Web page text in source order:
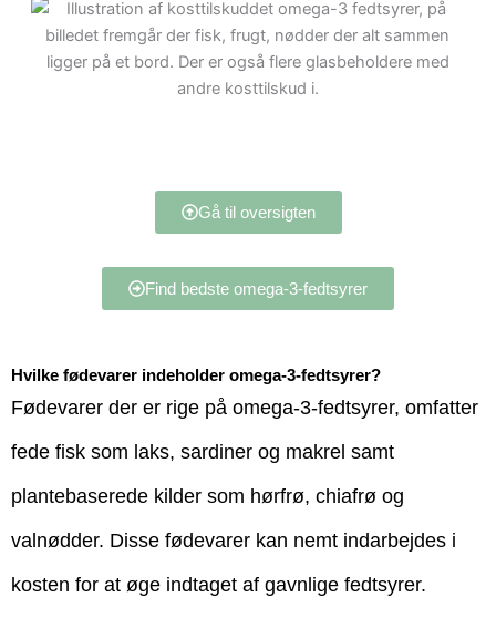
Gå til oversigten
Find bedste omega-3-fedtsyrer
Hvilke fødevarer indeholder omega-3-fedtsyrer?
Fødevarer der er rige på omega-3-fedtsyrer, omfatter
fede fisk som laks, sardiner og makrel samt
plantebaserede kilder som hørfrø, chiafrø og
valnødder. Disse fødevarer kan nemt indarbejdes i
kosten for at øge indtaget af gavnlige fedtsyrer.